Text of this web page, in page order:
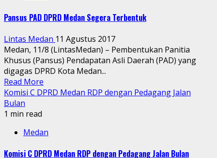
Pansus PAD DPRD Medan Segera Terbentuk
Lintas Medan 11 Agustus 2017
Medan, 11/8 (LintasMedan) – Pembentukan Panitia
Khusus (Pansus) Pendapatan Asli Daerah (PAD) yang
digagas DPRD Kota Medan...
Read More
Komisi C DPRD Medan RDP dengan Pedagang Jalan
Bulan
1 min read
Medan
Komisi C DPRD Medan RDP dengan Pedagang Jalan Bulan